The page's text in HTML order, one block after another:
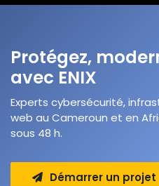
Protégez,
avec ENIX
Experts cybersécurité,
web au Cameroun et en
sous 48 h.
Démarrer un projet